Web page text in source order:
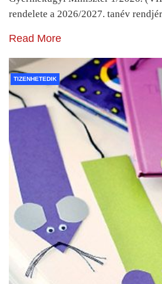
rendelete a 2026/2027. tanév
Read More
TIZENHETEDIK